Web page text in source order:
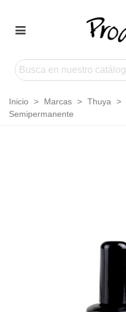
Inicio > Marcas > Thuya >
Semipermanente